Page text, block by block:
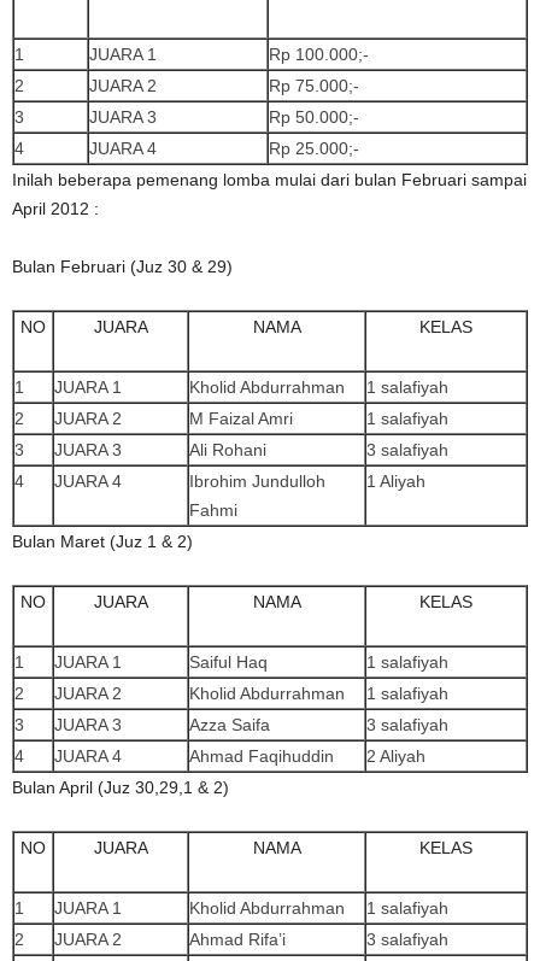
1 JUARA 1
Rp 100.000;-
2
JUARA 2
Rp 75.000;-
3
JUARA 3
Rp 50.000;-
4
JUARA 4
Rp 25.000;-
Inilah beberapa pemenang lomba mulai dari bulan Februari sampai
April 2012 :
Bulan Februari (Juz 30 & 29)
NO JUARA NAMA KELAS
1 JUARA 1 Kholid Abdurrahman
1 salafiyah
2
JUARA 2 M Faizal Amri
1 salafiyah
3
JUARA 3 Ali Rohani
3 salafiyah
4
JUARA 4
Ibrohim Jundulloh
Fahmi
1 Aliyah
Bulan Maret (Juz 1 & 2)
NO JUARA NAMA KELAS
1 JUARA 1 Saiful Haq
1 salafiyah
2
JUARA 2 Kholid Abdurrahman
1 salafiyah
3
JUARA 3 Azza Saifa
3 salafiyah
4
JUARA 4 Ahmad Faqihuddin
2 Aliyah
Bulan April (Juz 30,29,1 & 2)
NO JUARA NAMA KELAS
1 JUARA 1 Kholid Abdurrahman
1 salafiyah
2
JUARA 2 Ahmad Rifa’i 3 salafiyah